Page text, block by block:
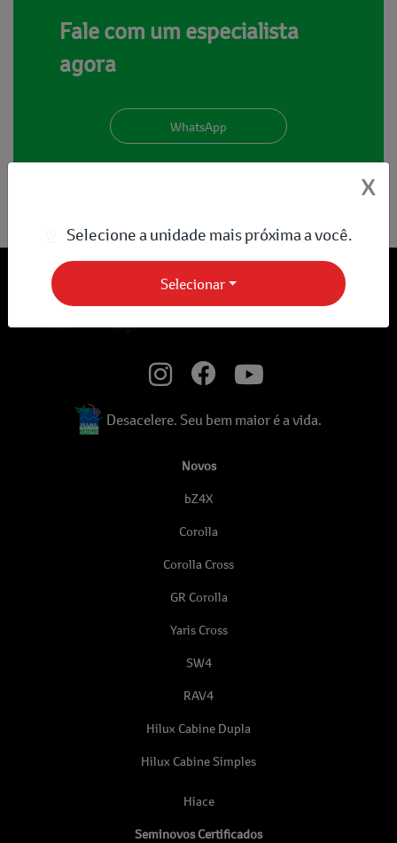
Fale com um especialista
agora
WhatsApp
Desacelere. Seu bem maior é a vida.
Novos
bZ4X
Corolla
Corolla Cross
GR Corolla
Yaris Cross
SW4
RAV4
Hilux Cabine Dupla
Hilux Cabine Simples
Hiace
Seminovos Certificados
X
Selecione a unidade mais próxima a você.
Selecionar